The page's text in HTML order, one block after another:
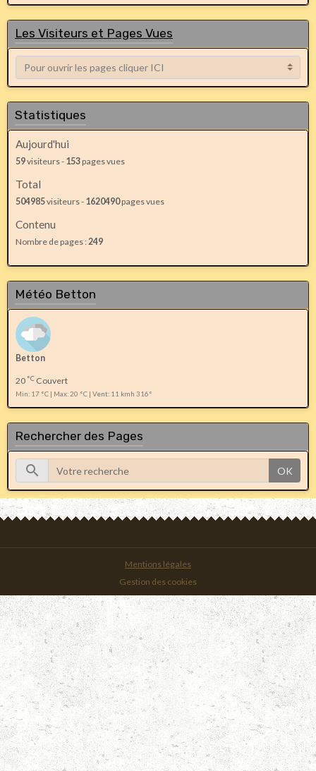
Les Visiteurs et Pages Vues
Statistiques
Aujourd'hui
59visiteurs - 153pages vues
Total
504985visiteurs - 1620490pages vues
Contenu
Nombre de pages :249
Météo Betton
Betton
20 °C Couvert
Min: 17 °C | Max: 20 °C | Vent: 11 kmh 316°
Rechercher des Pages
OK
Mentions légales
Gestion des cookies